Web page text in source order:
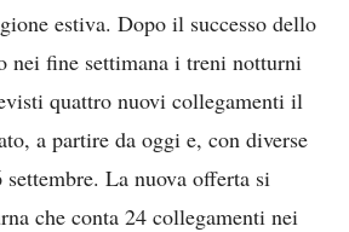
estiva. Dopo il successo dello
nei fine settimana i treni notturni
quattro nuovi collegamenti il
a partire da oggi e, con diverse
La nuova offerta si
che conta 24 collegamenti nei